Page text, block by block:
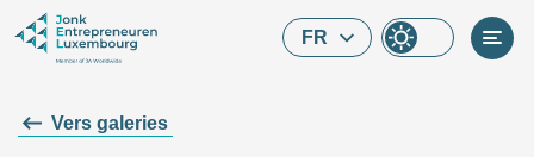
FR
Vers galeries